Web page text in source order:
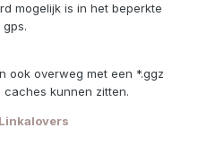
mogelijk is in het beperkte
ook overweg met een *.ggz
kunnen zitten.